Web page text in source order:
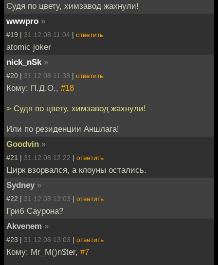
Судя по цвету, химзавод жахнули!
wwwpro »
#19 | 31.12.08 11:04 | ответить
atomic joker
nick_nSk »
#20 | 31.12.08 11:38 | ответить
Кому: П.Д.О., #18
> Судя по цвету, химзавод жахнули!
Или по резиденции Аншлага!
Goodvin »
#21 | 31.12.08 12:22 | ответить
Цирк взорвался, а клоуны остались.
Sydney »
#22 | 31.12.08 13:03 | ответить
Гриб Саурона?
Akvenem »
#23 | 31.12.08 13:03 | ответить
Кому: Mr_M()n$ter, #7